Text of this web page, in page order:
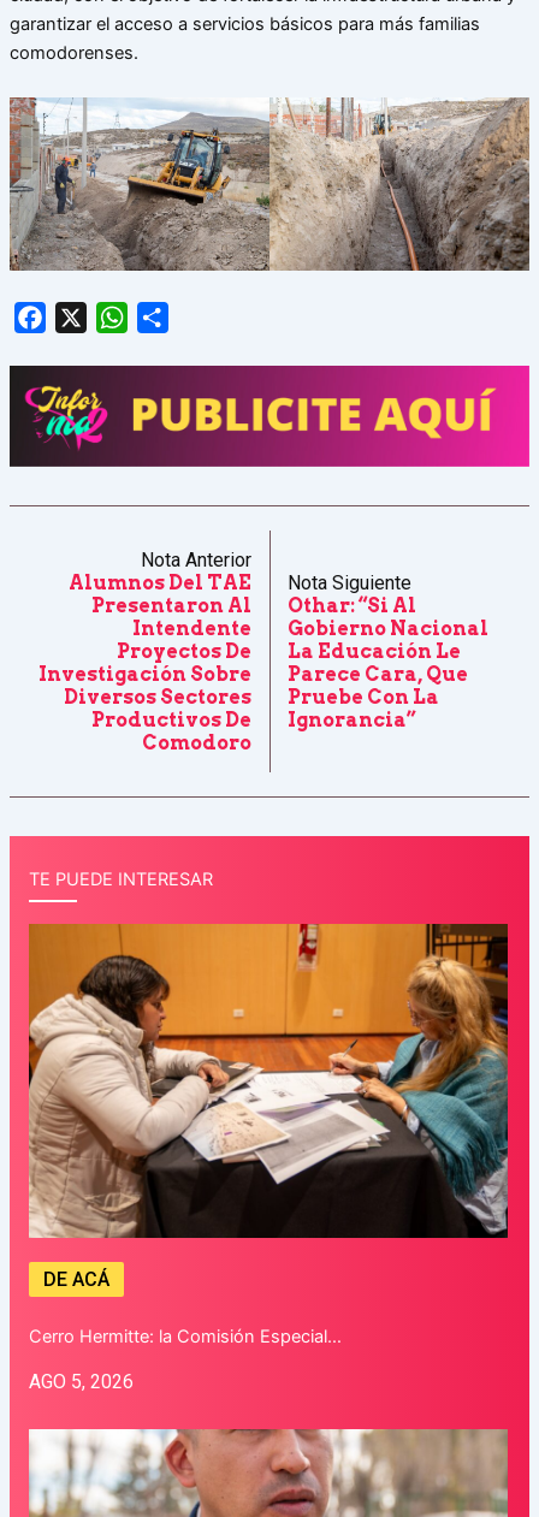
garantizar el acceso a servicios básicos para más familias
comodorenses.
Facebook WhatsApp
Nota Anterior
Alumnos Del TAE
Presentaron Al
Intendente
Proyectos De
Investigación Sobre
Diversos Sectores
Productivos De
Comodoro
Nota Siguiente
Othar: “Si Al
Gobierno Nacional
La Educación Le
Parece Cara, Que
Pruebe Con La
Ignorancia”
TE PUEDE INTERESAR
DE ACÁ
Cerro Hermitte: la Comisión Especial…
AGO 5, 2026